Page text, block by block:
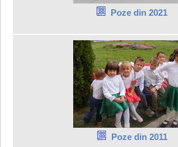
Poze din 2021
Poze din 2011